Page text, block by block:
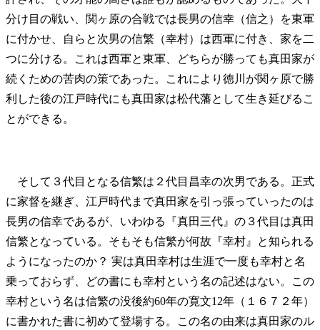
分け目の戦い、関ヶ原の合戦では長男の信幸（信之）を東軍
に付かせ、自らと次男の信繁（幸村）は西軍に付き、家を二
つに分ける。これは西軍と東軍、どちらが勝っても真田家が
続くための苦肉の策であった。これにより徳川が関ヶ原で勝
利した後の江戸時代にも真田家は松代藩として生き延びるこ
とができる。
そして３代目となる信繁は２代目昌幸の次男である。正式
に家督を継ぎ、江戸時代まで真田家を引っ張っていったのは
長男の信幸であるが、いわゆる『真田三代』の３代目は真田
信繁となっている。そもそも信繁が何故『幸村』と知られる
ようになったのか？ 実は真田幸村は生涯で一度も幸村と名
乗っておらず、どの書にも幸村という名の記述はない。この
幸村という名は信繁の没後約60年の寛文12年（１６７２年）
に書かれた書に初めて登場する。この名の由来は真田家のル